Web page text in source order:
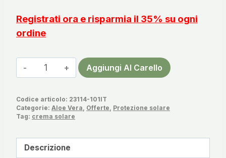
Registrati ora e risparmia il 35% su ogni
ordine
Aloe
Vera
Solare
Antietà
50
quantità
Aggiungi Al Carello
Codice articolo: 23114-101IT
Categorie: Aloe Vera, Offerte, Protezione solare
Tag: crema solare
Descrizione